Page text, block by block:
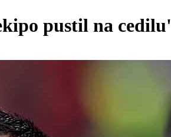
pustil na cedilu'